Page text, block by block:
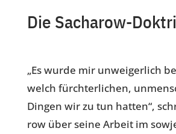
Die Sach­a­row-
„Es wurde mir unwei­ger­lich
welch fürch­ter­li­chen,
Dingen wir zu tun hatten“,
row über seine Arbeit im